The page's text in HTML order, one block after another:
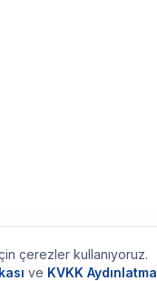
çerezler kullanıyoruz.
ve KVKK Aydınlatma